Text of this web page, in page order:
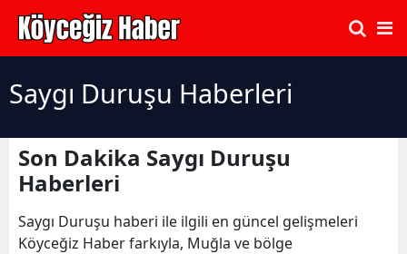
Saygı Duruşu Haberleri
Son Dakika Saygı Duruşu
Haberleri
Saygı Duruşu haberi ile ilgili en güncel gelişmeleri
Köyceğiz Haber farkıyla, Muğla ve bölge